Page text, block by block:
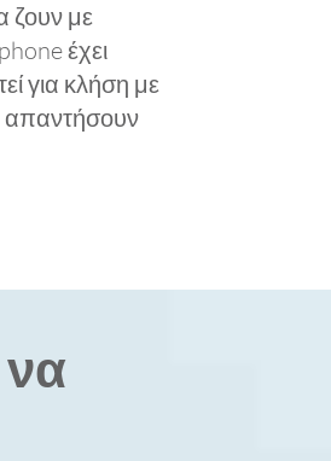
ζουν με
έχει
για κλήση με
απαντήσουν